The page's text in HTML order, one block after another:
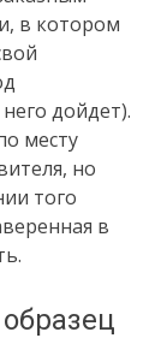
в котором
дойдет).
месту
но
того
в